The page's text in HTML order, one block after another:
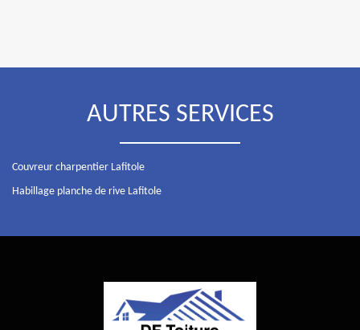
AUTRES SERVICES
Couvreur charpentier Lafitole
Habillage planche de rive Lafitole